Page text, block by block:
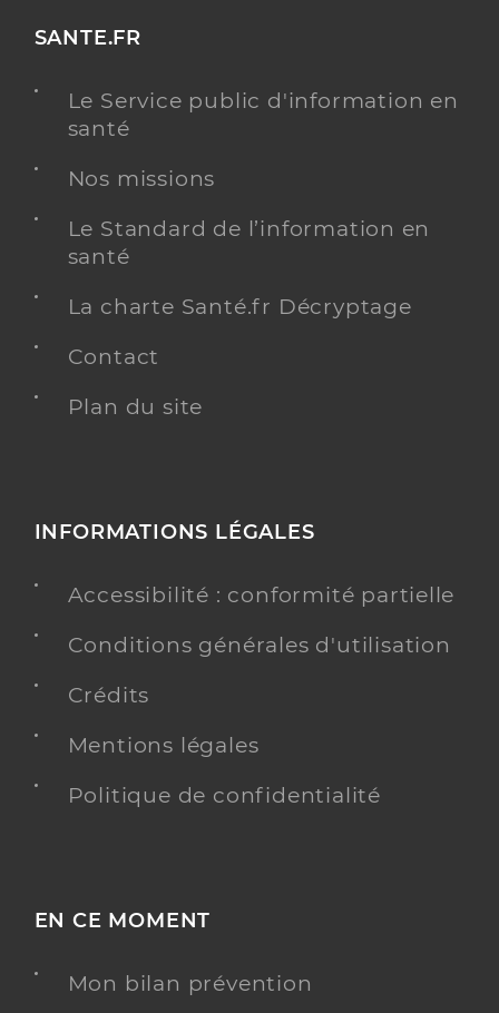
SANTE.FR
Le Service public d'information en
santé
Nos missions
Le Standard de l’information en
santé
La charte Santé.fr Décryptage
Contact
Plan du site
INFORMATIONS LÉGALES
Accessibilité : conformité partielle
Conditions générales d'utilisation
Crédits
Mentions légales
Politique de confidentialité
EN CE MOMENT
Mon bilan prévention